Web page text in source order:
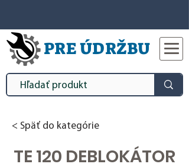
PRE ÚDRŽBU
< Späť do kategórie
TE 120 DEBLOKÁTOR